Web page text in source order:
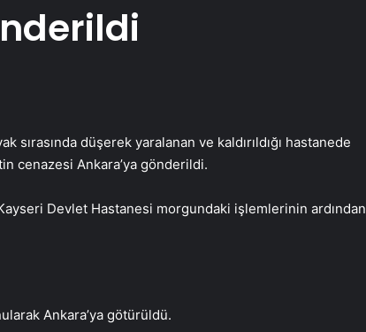
sırasında düşerek yaralanan ve kaldırıldığı hastanede
cenazesi Ankara’ya gönderildi.
Devlet Hastanesi morgundaki işlemlerinin ardından
Ankara’ya götürüldü.